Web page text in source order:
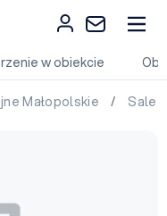
w obiekcie
Małopolskie / Sale